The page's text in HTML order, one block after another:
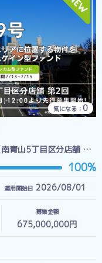
気になる： 0
青山5丁目区分店舗 …
100%
運用開始日 2026/08/01
募集金額
675,000,000円